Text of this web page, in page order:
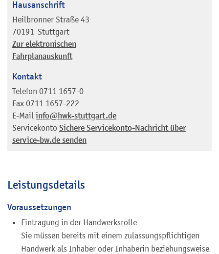
Hausanschrift
Heilbronner Straße 43
70191 Stuttgart
Zur elektronischen
Fahrplanauskunft
Kontakt
Telefon 0711 1657-0
Fax 0711 1657-222
E-Mail info@hwk-stuttgart.de
Servicekonto Sichere Servicekonto-Nachricht über
service-bw.de senden
Leistungsdetails
Voraussetzungen
Eintragung in der Handwerksrolle
Sie müssen bereits mit einem zulassungspflichtigen
Handwerk als Inhaber oder Inhaberin beziehungsweise